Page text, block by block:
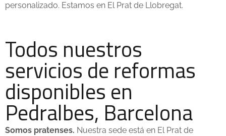
personalizado. Estamos en El Prat de Llobregat.
Todos nuestros
servicios de reformas
disponibles en
Pedralbes, Barcelona
Somos pratenses. Nuestra sede está en El Prat de